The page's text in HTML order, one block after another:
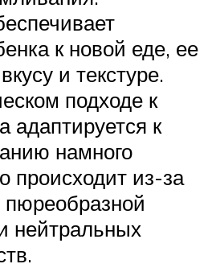
к новой еде, ее
и текстуре.
подходе к
адаптируется к
намного
происходит из-за
нейтральных